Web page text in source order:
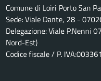
Comune di Loiri Porto San
Sede: Viale Dante, 28 -
Delegazione: Viale P.Nenni
Nord-Est)
Codice fiscale / P.